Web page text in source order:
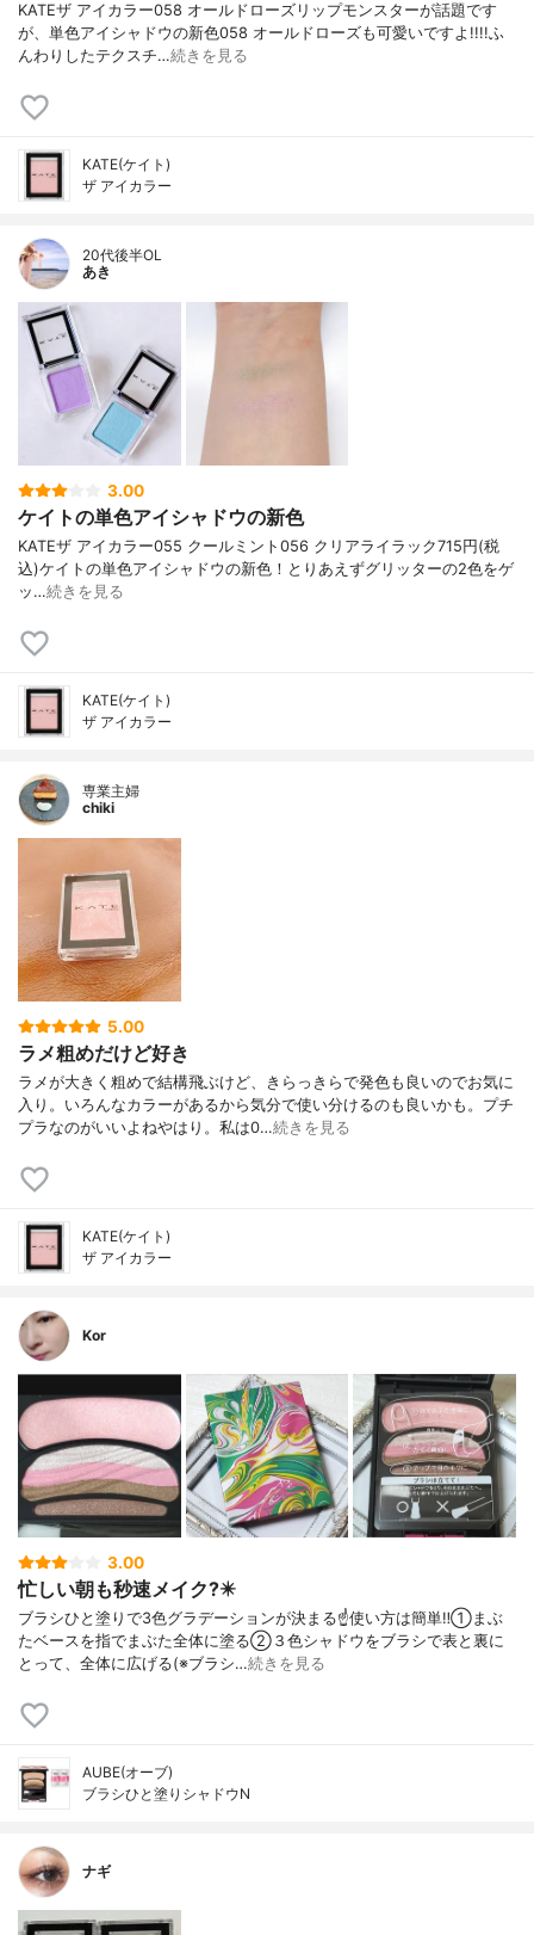
KATEザ アイカラー058 オールドローズリップモンスターが話題です
が、単色アイシャドウの新色058 オールドローズも可愛いですよ!!!!ふ
んわりしたテクスチ…続きを見る
KATE(ケイト)
ザ アイカラー
20代後半OL
あき
3.00
ケイトの単色アイシャドウの新色
KATE ザ アイカラー 055 クールミント 056 クリアライラック 715円(税
込) ケイトの単色アイシャドウの新色！ とりあえずグリッターの2色をゲ
ッ…続きを見る
KATE(ケイト)
ザ アイカラー
専業主婦
chiki
5.00
ラメ粗めだけど好き
ラメが大きく粗めで結構飛ぶけど、きらっきらで発色も良いのでお気に
入り。いろんなカラーがあるから気分で使い分けるのも良いかも。プチ
プラなのがいいよねやはり。私は0…続きを見る
KATE(ケイト)
ザ アイカラー
Kor
3.00
忙しい朝も秒速メイク?️✴️
ブラシひと塗りで3色グラデーションが決まる☝️使い方は簡単‼️①まぶ
たベースを指でまぶた全体に塗る②３色シャドウをブラシで表と裏に
とって、全体に広げる(※ブラシ…続きを見る
AUBE(オーブ)
ブラシひと塗りシャドウN
ナギ